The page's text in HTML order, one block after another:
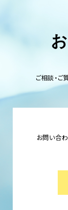
ご相談・ご
お問い合